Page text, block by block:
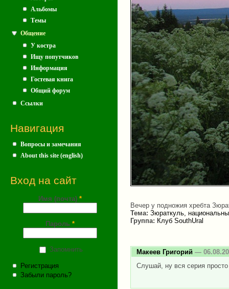
Альбомы
Темы
Общение
У костра
Ищу попутчиков
Информация
Гостевая книга
Общий форум
Ссылки
Навигация
Вопросы и замечания
About this site (english)
Вход на сайт
Имя (почта) *
Пароль *
Запомнить
Регистрация
Забыли пароль?
Вечер у подножия хребта
Тема: Зюраткуль,
Группа: Клуб SouthUral
Макеев Григорий —
Слушай, ну вся серия